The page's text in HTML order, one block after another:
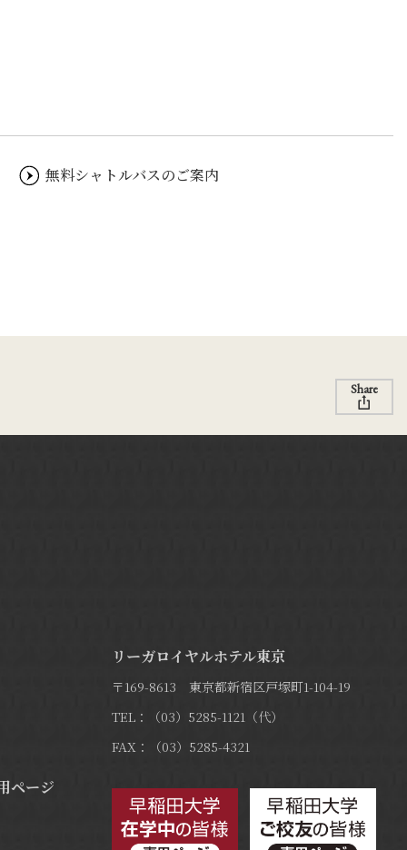
無料シャトルバスのご案内
Share
ページ
リーガロイヤルホテル東京
〒169-8613 東京都新宿区戸塚町1-104-19
TEL：（03）5285-1121（代）
FAX：（03）5285-4321